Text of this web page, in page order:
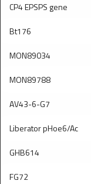
CP4 EPSPS gene
Bt176
MON89034
MON89788
AV43-6-G7
Liberator pHoe6/Ac
GHB614
FG72